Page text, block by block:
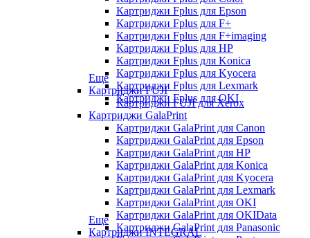
Картриджи Fplus для Epson
Картриджи Fplus для F+
Картриджи Fplus для F+imaging
Картриджи Fplus для HP
Картриджи Fplus для Konica
Картриджи Fplus для Kyocera
Картриджи Fplus для Lexmark
Картриджи Fplus для OKI
Еще
Картриджи FUJI
Картриджи FUJI для Xerox
Картриджи GalaPrint
Картриджи GalaPrint для Canon
Картриджи GalaPrint для Epson
Картриджи GalaPrint для HP
Картриджи GalaPrint для Konica
Картриджи GalaPrint для Kyocera
Картриджи GalaPrint для Lexmark
Картриджи GalaPrint для OKI
Картриджи GalaPrint для OKIData
Картриджи GalaPrint для Panasonic
Еще
Картриджи INTEGRAL